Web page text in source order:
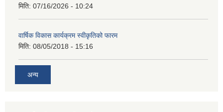
मिति: 07/16/2026 - 10:24
वार्षिक विकास कार्यक्रम स्वीकृतिको फारम
मिति: 08/05/2018 - 15:16
अन्य